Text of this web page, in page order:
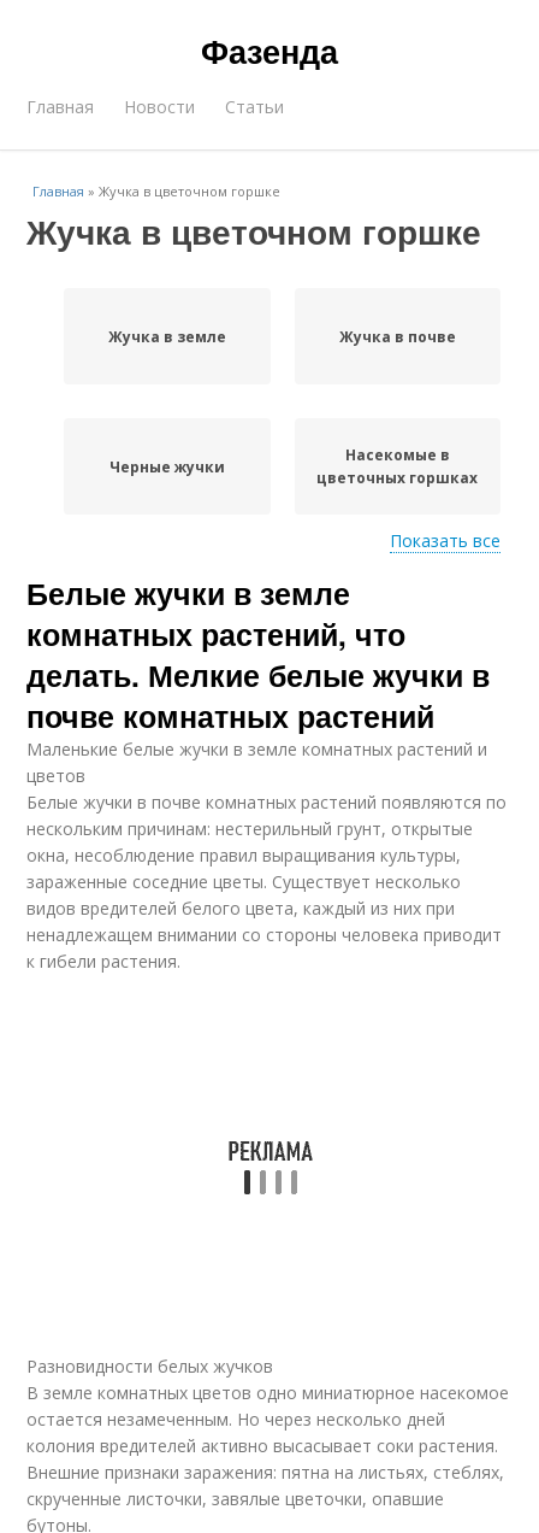
Фазенда
Главная Новости Статьи
Главная »Жучка в цветочном горшке
Жучка в цветочном горшке
Жучка в земле Жучка в почве
Черные жучки
Насекомые в
цветочных горшках
Жучка на цветах
Жучка на горшечных
Личинки в цветочном
Показать все
Белые жучки в земле
комнатных растений, что
делать. Мелкие белые жучки в
почве комнатных растений
Маленькие белые жучки в земле комнатных растений и
цветов
Белые жучки в почве комнатных растений появляются по
нескольким причинам: нестерильный грунт, открытые
окна, несоблюдение правил выращивания культуры,
зараженные соседние цветы. Существует несколько
видов вредителей белого цвета, каждый из них при
ненадлежащем внимании со стороны человека приводит
к гибели растения.
Разновидности белых жучков
В земле комнатных цветов одно миниатюрное насекомое
остается незамеченным. Но через несколько дней
колония вредителей активно высасывает соки растения.
Внешние признаки заражения: пятна на листьях, стеблях,
скрученные листочки, завялые цветочки, опавшие
бутоны.